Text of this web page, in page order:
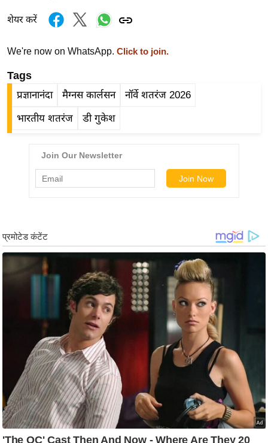
रं
न
ग
त
बॉ
फि
ल्म
k
i
n
g
शेयर करें
We're now on WhatsApp. Click to join.
Tags
प्रज्ञानानंदा मैग्नस कार्लसन नॉर्वे शतरंज 2026
भारतीय शतरंज डी गुकेश